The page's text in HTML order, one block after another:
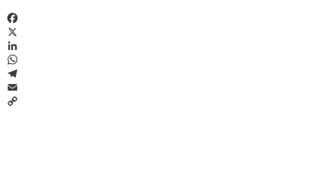
Facebook
X
LinkedIn
WhatsApp
Telegram
Email